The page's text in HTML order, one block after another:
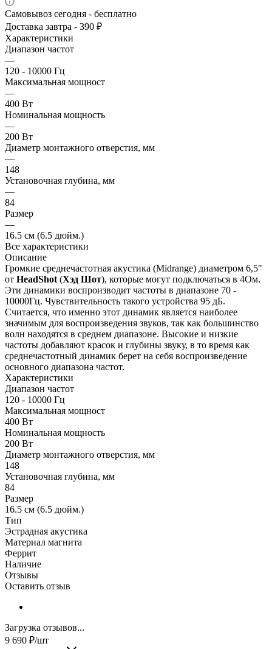
Самовывоз сегодня - бесплатно
Доставка завтра - 390 ₽
Характеристики
Диапазон частот
—
120 - 10000 Гц
Максимальная мощност
—
400 Вт
Номинальная мощность
—
200 Вт
Диаметр монтажного отверстия, мм
—
148
Установочная глубина, мм
—
84
Размер
—
16.5 см (6.5 дюйм.)
Все характеристики
Описание
Громкие среднечастотная акустика (Midrange) диаметром 6,5"
от HeadShot(Хэд Шот), которые могут подключаться в 4Ом.
Эти динамики воспроизводит частоты в диапазоне 70 -
10000Гц. Чувствительность такого устройства 95 дБ.
Считается, что именно этот динамик является наиболее
значимым для воспроизведения звуков, так как большинство
волн находятся в среднем диапазоне. Высокие и низкие
частоты добавляют красок и глубины звуку, в то время как
среднечастотный динамик берет на себя воспроизведение
основного диапазона частот.
Характеристики
Диапазон частот
120 - 10000 Гц
Максимальная мощност
400 Вт
Номинальная мощность
200 Вт
Диаметр монтажного отверстия, мм
148
Установочная глубина, мм
84
Размер
16.5 см (6.5 дюйм.)
Тип
Эстрадная акустика
Материал магнита
Феррит
Наличие
Отзывы
Оставить отзыв
Загрузка отзывов...
9 690 ₽/шт